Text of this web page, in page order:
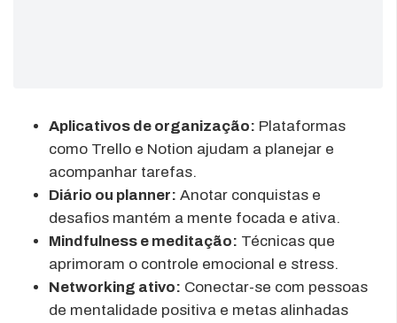
Aplicativos de organização: Plataformas
como Trello e Notion ajudam a planejar e
acompanhar tarefas.
Diário ou planner: Anotar conquistas e
desafios mantém a mente focada e ativa.
Mindfulness e meditação: Técnicas que
aprimoram o controle emocional e stress.
Networking ativo: Conectar-se com pessoas
de mentalidade positiva e metas alinhadas